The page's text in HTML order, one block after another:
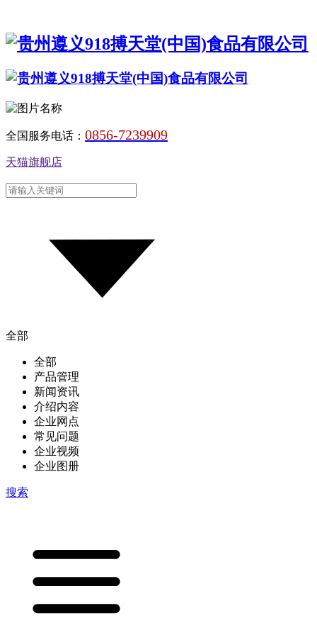
全国服务电话： 0856-7239909
天猫旗舰店
全部
全部
产品管理
新闻资讯
介绍内容
企业网点
常见问题
企业视频
企业图册
搜索